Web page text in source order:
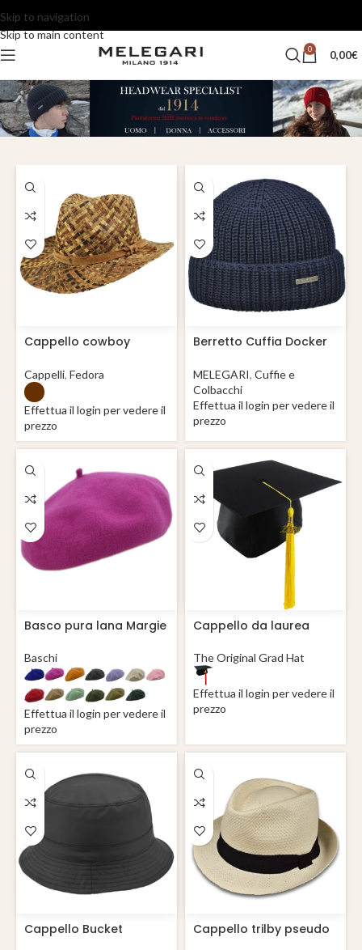
Skip to navigation
Skip to main content
0 0,00€
Cappello cowboy
Cappelli, Fedora
Effettua il login per vedere il
prezzo
Berretto Cuffia Docker
Spessore Lana Merino
MELEGARI, Cuffie e
Colbacchi
Effettua il login per vedere il
prezzo
Basco pura lana Margie
Baschi
Effettua il login per vedere il
prezzo
Cappello da laurea
The Original Grad Hat
Effettua il login per vedere il
prezzo
Cappello Bucket
Cappello trilby pseudo